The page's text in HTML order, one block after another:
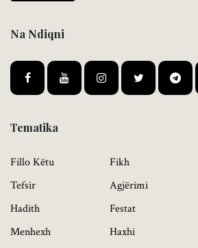
Na Ndiqni
Tematika
Fillo Këtu
Tefsir
Hadith
Menhexh
Fikh
Agjërimi
Festat
Haxhi